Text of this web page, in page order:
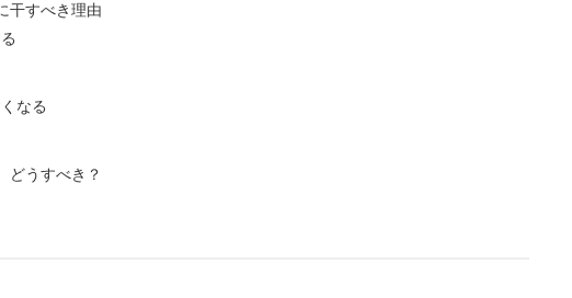
干すべき理由
なる
どうすべき？